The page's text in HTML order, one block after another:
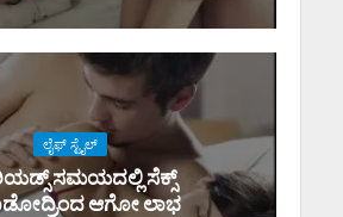
ಲೈಫ್ ಸ್ಟೈಲ್
ಸಮಯದಲ್ಲಿ ಸೆಕ್ಸ್‌
ಆಗೋ ಲಾಭ